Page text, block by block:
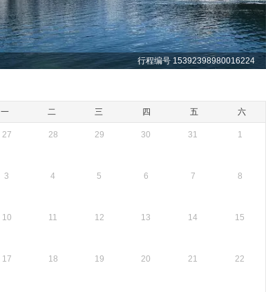
行程编号 15392398980016224
一 二 三 四 五 六
27 28 29 30 31 1
3 4 5 6 7 8
10 11 12 13 14 15
17 18 19 20 21 22